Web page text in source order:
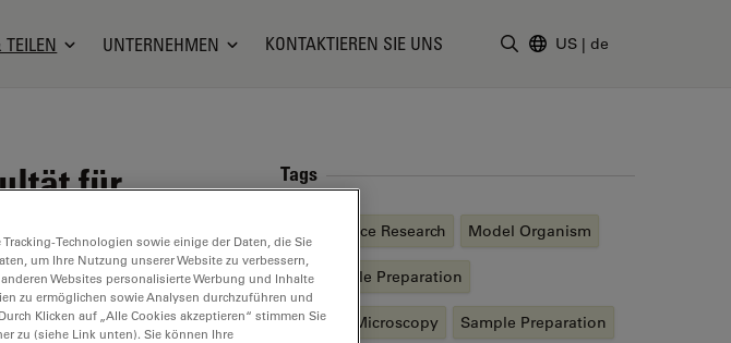
TEILEN UNTERNEHMEN KONTAKTIEREN SIE UNS US | de
für
Tags
Life Science Research Model Organism
EMSample Preparation
Electron Microscopy Sample Preparation
Technologien sowie einige der Daten, die Sie
um Ihre Nutzung unserer Website zu verbessern,
Websites personalisierte Werbung und Inhalte
zu ermöglichen sowie Analysen durchzuführen und
Klicken auf „Alle Cookies akzeptieren“ stimmen Sie
zu (siehe Link unten). Sie können Ihre